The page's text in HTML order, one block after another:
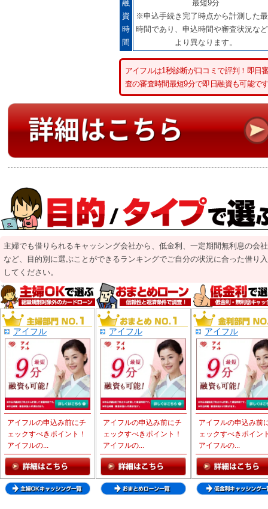
融
資
時
間
最短9分
※申込手続き完了時点から計測した
時間であり、申込時間や審査状況な
より異なります。
アイフルは1秒診断が口コミで評判！即日
査の審査時間最短9分で即日融資も可能で
主婦でも借りられるキャッシング会社から、低金利、一定期間無利息の会
など、目的別に選ぶことができるランキングでご自分の状況に合った借り
してください。
アイフル
アイフルの申込み前にチ
ェックすべきポイント！
アイフルの...
アイフル
アイフルの申込み前にチ
ェックすべきポイント！
アイフルの...
アイフル
アイフルの申込み前
ェックすべきポイン
アイフルの...